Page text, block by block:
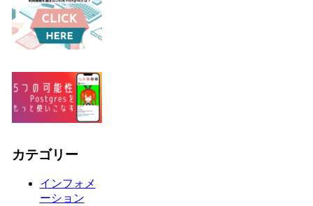
カテゴリー
インフォメ
ーション